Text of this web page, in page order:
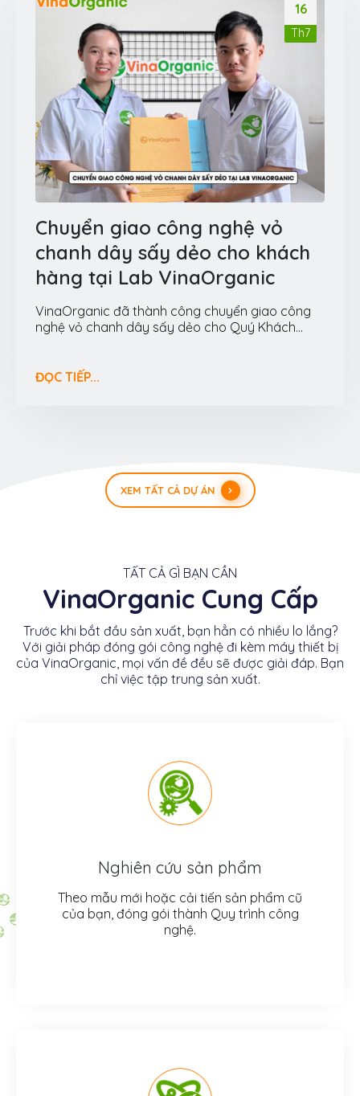
16
Th7
Chuyển giao công nghệ vỏ
chanh dây sấy dẻo cho khách
hàng tại Lab VinaOrganic
VinaOrganic đã thành công chuyển giao công
nghệ vỏ chanh dây sấy dẻo cho Quý Khách...
ĐỌC TIẾP...
XEM TẤT CẢ DỰ ÁN
TẤT CẢ GÌ BẠN CẦN
VinaOrganic Cung Cấp
Trước khi bắt đầu sản xuất, bạn hẳn có nhiều lo lắng?
Với giải pháp đóng gói công nghệ đi kèm máy thiết bị
của VinaOrganic, mọi vấn đề đều sẽ được giải đáp. Bạn
chỉ việc tập trung sản xuất.
Nghiên cứu sản phẩm
Theo mẫu mới hoặc cải tiến sản phẩm cũ
của bạn, đóng gói thành Quy trình công
nghệ.